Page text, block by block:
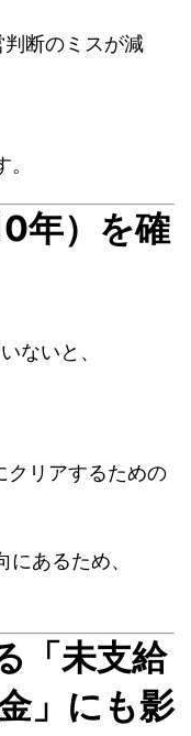
断のミスが減
年）を確
ないと、
クリアするための
あるため、
「未支給
」にも影